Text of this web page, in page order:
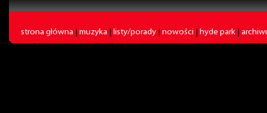
strona główna muzyka listy/porady nowości hyde park